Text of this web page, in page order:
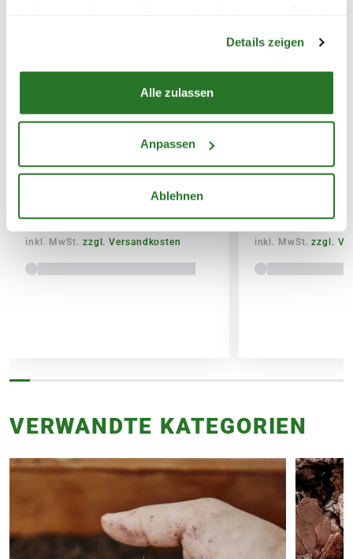
Details zeigen
Alle zulassen
Anpassen
Ablehnen
SPEDITIONSVERSAND
29,95€
Balkon-Langzeitdünger, 900 g
8,99
inkl. MwSt. zzgl. Versandkosten
3,79
inkl. MwSt.zzgl.
VERWANDTE KATEGORIEN